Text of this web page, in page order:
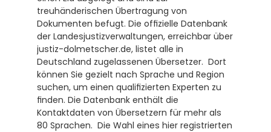
treuhänderischen Übertragung von
Dokumenten befugt. Die offizielle Datenbank
der Landesjustizverwaltungen, erreichbar über
justiz-dolmetscher.de, listet alle in
Deutschland zugelassenen Übersetzer.  Dort
können Sie gezielt nach Sprache und Region
suchen, um einen qualifizierten Experten zu
finden. Die Datenbank enthält die
Kontaktdaten von Übersetzern für mehr als
80 Sprachen.  Die Wahl eines hier registrierten